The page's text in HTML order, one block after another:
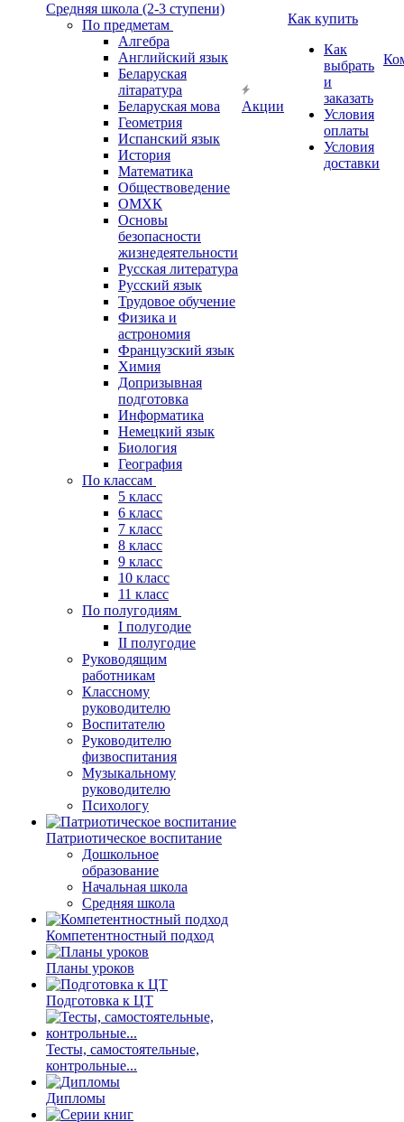
Средняя школа (2-3 ступени)
По предметам
Алгебра
Английский язык
Беларуская
літаратура
Беларуская мова
Геометрия
Испанский язык
История
Математика
Обществоведение
ОМХК
Основы
безопасности
жизнедеятельности
Русская литература
Русский язык
Трудовое обучение
Физика и
астрономия
Французский язык
Химия
Допризывная
подготовка
Информатика
Немецкий язык
Биология
География
По классам
5 класс
6 класс
7 класс
8 класс
9 класс
10 класс
11 класс
По полугодиям
I полугодие
II полугодие
Руководящим
работникам
Классному
руководителю
Воспитателю
Руководителю
физвоспитания
Музыкальному
руководителю
Психологу
Патриотическое воспитание
Дошкольное
образование
Начальная школа
Средняя школа
Компетентностный подход
Планы уроков
Подготовка к ЦТ
Тесты, самостоятельные,
контрольные...
Дипломы
Акции
Как купить
Как
выбрать
и
заказать
Условия
оплаты
Условия
доставки